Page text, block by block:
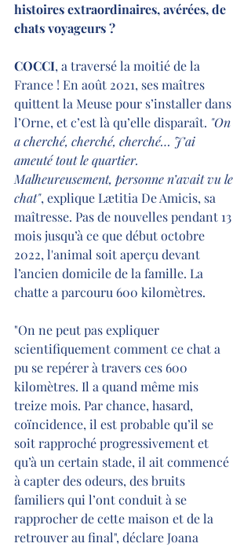
histoires extraordinaires, avérées, de
chats voyageurs ?
COCCI, a traversé la moitié de la
France ! En août 2021, ses maîtres
quittent la Meuse pour s’installer dans
l’Orne, et c’est là qu’elle disparaît. "On
a cherché, cherché, cherché… J’ai
ameuté tout le quartier.
Malheureusement, personne n’avait vu le
chat", explique Lætitia De Amicis, sa
maîtresse. Pas de nouvelles pendant 13
mois jusqu’à ce que début octobre
2022, l'animal soit aperçu devant
l’ancien domicile de la famille. La
chatte a parcouru 600 kilomètres.
"On ne peut pas expliquer
scientifiquement comment ce chat a
pu se repérer à travers ces 600
kilomètres. Il a quand même mis
treize mois. Par chance, hasard,
coïncidence, il est probable qu’il se
soit rapproché progressivement et
qu’à un certain stade, il ait commencé
à capter des odeurs, des bruits
familiers qui l’ont conduit à se
rapprocher de cette maison et de la
retrouver au final", déclare Joana